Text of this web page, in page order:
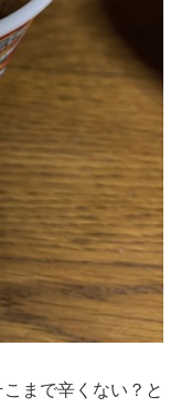
まで辛くない？と